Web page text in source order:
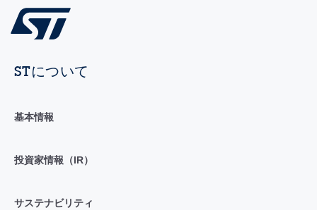
STについて
基本情報
投資家情報（IR）
サステナビリティ